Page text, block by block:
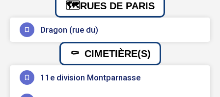
RUES DE PARIS
Dragon (rue du)
CIMETIÈRE(S)
11e division Montparnasse